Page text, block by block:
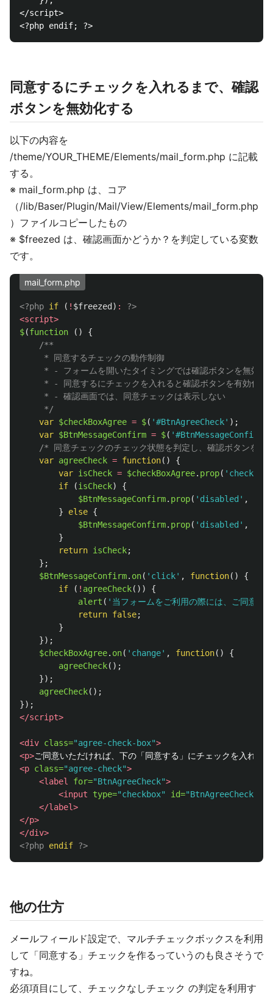
</script>
同意するにチェックを入れるまで、確認
ボタンを無効化する
以下の内容を
/theme/YOUR_THEME/Elements/mail_form.php に記載
する。
※ mail_form.php は、コア
（/lib/Baser/Plugin/Mail/View/Elements/mail_form.php
）ファイルコピーしたもの
※ $freezed は、確認画面かどうか？を判定している変数
です。
mail_form.php
<?php if ( ! $freezed ) :
?>
<script>
$(function ()
{
/**
	 */
var $checkBoxAgree = $( '#BtnAgreeCheck' );
var $BtnMessageConfirm = $( '#BtnMessageConfirm
/* 同意チェックのチェック状態を判定し、確認ボタンを
var agreeCheck = function()
{
var isCheck = $checkBoxAgree. prop( ' checked
if
(isCheck)
{
$BtnMessageConfirm. prop( ' disabled ' ,
}
else {
$BtnMessageConfirm. prop( ' disabled ' ,
}
return isCheck;
};
$BtnMessageConfirm. on( ' click' , function()
{
if
( ! agreeCheck())
{
alert ( ' 当フォームをご利用の際には、ご同意い
return false;
}
});
$checkBoxAgree. on( ' change' , function()
{
agreeCheck();
});
agreeCheck();
});
</script>
<div class="agree-check-box">
<p>ご同意いただければ、下の「同意する」にチェックを入れて
<p class="agree-check">
<label
for="BtnAgreeCheck">
<input
type="checkbox" id="BtnAgreeCheck"
</label>
</p>
</div>
<?php endif ?>
他の仕方
メールフィールド設定で、マルチチェックボックスを利用
して「同意する」チェックを作るっていうのも良さそうで
すね。
必須項目にして、チェックなしチェック の判定を利用す